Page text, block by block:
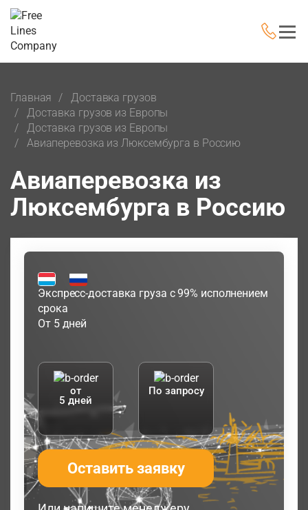
Главная
Доставка грузов
Доставка грузов из Европы
Доставка грузов из Европы
Авиаперевозка из Люксембурга в Россию
Авиаперевозка из
Люксембурга в Россию
Экспресс-доставка груза с 99% исполнением
срока
От 5 дней
от
5 дней
По запросу
Оставить заявку